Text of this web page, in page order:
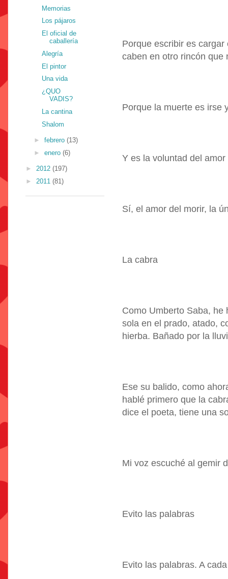
Porque escribir es
caben en otro rincón que
Porque la muerte es irse
Y es la voluntad del amor
Sí, el amor del morir, la
La cabra
Como Umberto Saba, he
sola en el prado, atado,
hierba. Bañado por la
Ese su balido, como
hablé primero que la
dice el poeta, tiene una
Mi voz escuché al gemir
Evito las palabras
Evito las palabras. A
Memorias
Los pájaros
El oficial de
caballería
Alegría
El pintor
Una vida
¿QUO
VADIS?
La cantina
Shalom
► febrero (13)
► enero (6)
► 2012 (197)
► 2011 (81)